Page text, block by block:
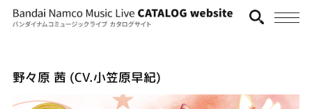
野々原 茜 (CV.小笠原早紀)